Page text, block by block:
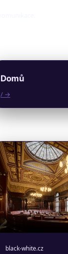
Domů
/ →
black-white.cz